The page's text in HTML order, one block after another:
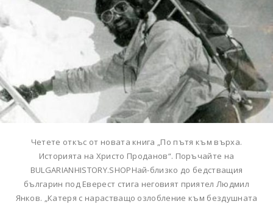
Четете откъс от новата книга „По пътя към върха.
Историята на Христо Проданов“. Поръчайте на
BULGARIANHISTORY.SHOPНай-близко до бедстващия
българин под Еверест стига неговият приятел Людмил
Янков. „Катеря с нарастващо озлобление към бездушната